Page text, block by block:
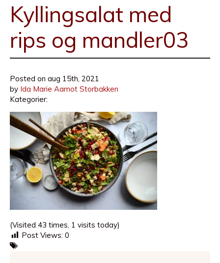
Kyllingsalat med
rips og mandler03
Posted on aug 15th, 2021
by Ida Marie Aamot Storbakken
Kategorier:
(Visited 43 times, 1 visits today)
Post Views: 0